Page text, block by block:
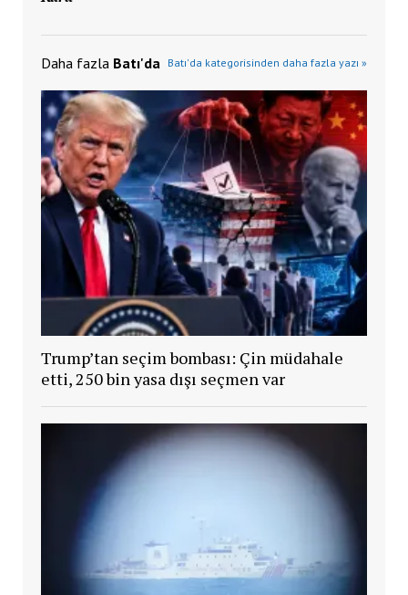
Daha fazla Batı'da Batı'da kategorisinden daha fazla yazı »
Trump’tan seçim bombası: Çin müdahale
etti, 250 bin yasa dışı seçmen var